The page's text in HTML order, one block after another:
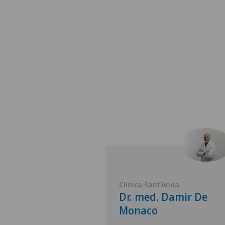
Clinica Sant'Anna
Dr. med. Damir De
Monaco